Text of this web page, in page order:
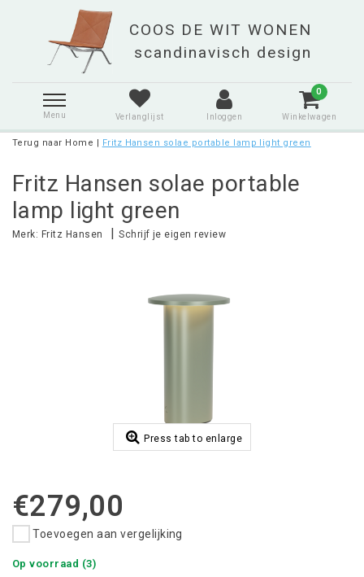
Menu Verlanglijst Inloggen
0
Winkelwagen
Terug naar Home | Fritz Hansen solae portable lamp light green
Fritz Hansen solae portable
lamp light green
Merk: Fritz Hansen |Schrijf je eigen review
Press tab to enlarge
€279,00
Toevoegen aan vergelijking
Op voorraad (3)